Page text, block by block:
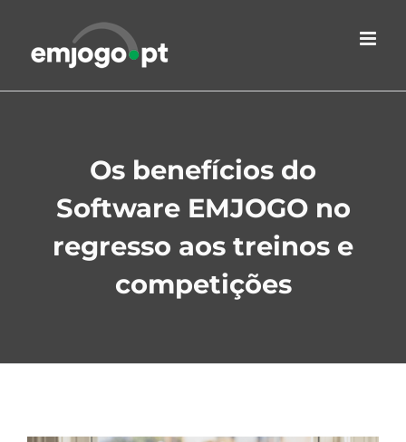
content
Os benefícios do
Software EMJOGO no
regresso aos treinos e
competições